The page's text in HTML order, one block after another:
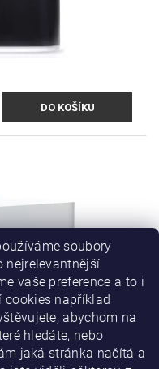
soubory
nejrelevantnější
vaše preference a to i
cookies například
abychom na
hledáte, nebo
jaká stránka načítá a